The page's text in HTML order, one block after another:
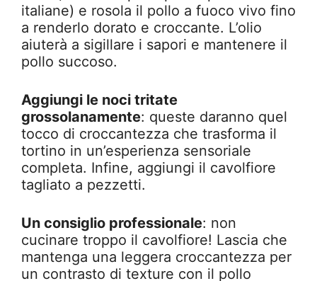
italiane) e rosola il pollo a fuoco vivo fino
a renderlo dorato e croccante. L’olio
aiuterà a sigillare i sapori e mantenere il
pollo succoso.
Aggiungi le noci tritate
grossolanamente: queste daranno quel
tocco di croccantezza che trasforma il
tortino in un’esperienza sensoriale
completa. Infine, aggiungi il cavolfiore
tagliato a pezzetti.
Un consiglio professionale: non
cucinare troppo il cavolfiore! Lascia che
mantenga una leggera croccantezza per
un contrasto di texture con il pollo